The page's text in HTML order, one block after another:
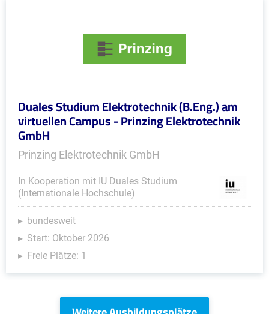
Duales Studium Elektrotechnik (B.Eng.) am
virtuellen Campus - Prinzing Elektrotechnik
GmbH
Prinzing Elektrotechnik GmbH
In Kooperation mit IU Duales Studium
(Internationale Hochschule)
bundesweit
Start: Oktober 2026
Freie Plätze: 1